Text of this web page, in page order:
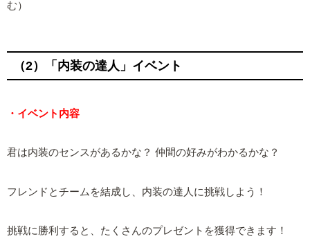
む）
（2）「内装の達人」イベント
・イベント内容
君は内装のセンスがあるかな？ 仲間の好みがわかるかな？
フレンドとチームを結成し、内装の達人に挑戦しよう！
挑戦に勝利すると、たくさんのプレゼントを獲得できます！